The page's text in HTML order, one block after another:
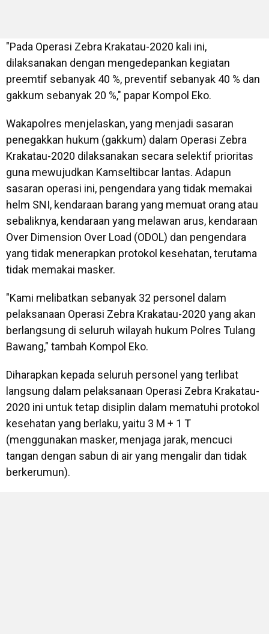
"Pada Operasi Zebra Krakatau-2020 kali ini,
dilaksanakan dengan mengedepankan kegiatan
preemtif sebanyak 40 %, preventif sebanyak 40 % dan
gakkum sebanyak 20 %," papar Kompol Eko.
Wakapolres menjelaskan, yang menjadi sasaran
penegakkan hukum (gakkum) dalam Operasi Zebra
Krakatau-2020 dilaksanakan secara selektif prioritas
guna mewujudkan Kamseltibcar lantas. Adapun
sasaran operasi ini, pengendara yang tidak memakai
helm SNI, kendaraan barang yang memuat orang atau
sebaliknya, kendaraan yang melawan arus, kendaraan
Over Dimension Over Load (ODOL) dan pengendara
yang tidak menerapkan protokol kesehatan, terutama
tidak memakai masker.
"Kami melibatkan sebanyak 32 personel dalam
pelaksanaan Operasi Zebra Krakatau-2020 yang akan
berlangsung di seluruh wilayah hukum Polres Tulang
Bawang," tambah Kompol Eko.
Diharapkan kepada seluruh personel yang terlibat
langsung dalam pelaksanaan Operasi Zebra Krakatau-
2020 ini untuk tetap disiplin dalam mematuhi protokol
kesehatan yang berlaku, yaitu 3 M + 1 T
(menggunakan masker, menjaga jarak, mencuci
tangan dengan sabun di air yang mengalir dan tidak
berkerumun).